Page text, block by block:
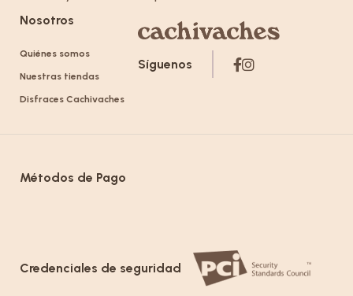
Nosotros
Quiénes somos
Nuestras tiendas
Disfraces Cachivaches
Síguenos
Métodos de Pago
Credenciales de seguridad